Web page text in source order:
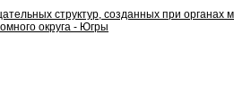
структур, созданных при органах
округа - Югры